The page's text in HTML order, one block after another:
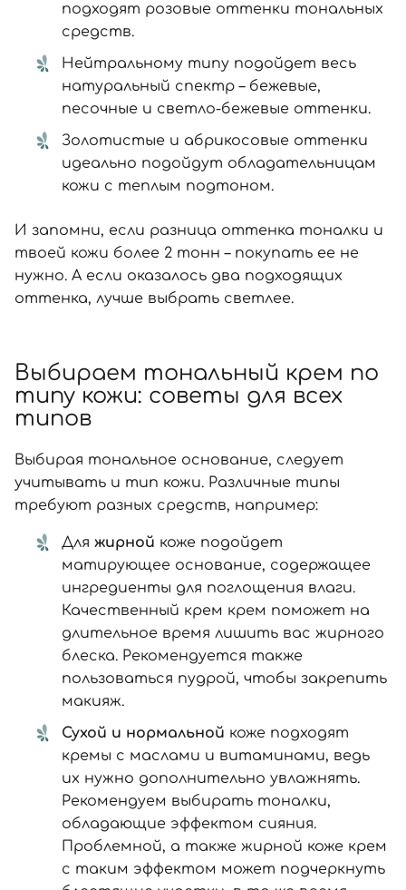
подходят розовые оттенки тональных
средств.
Нейтральному типу подойдет весь
натуральный спектр – бежевые,
песочные и светло-бежевые оттенки.
Золотистые и абрикосовые оттенки
идеально подойдут обладательницам
кожи с теплым подтоном.
И запомни, если разница оттенка тоналки и
твоей кожи более 2 тонн – покупать ее не
нужно. А если оказалось два подходящих
оттенка, лучше выбрать светлее.
Выбираем тональный крем по
типу кожи: советы для всех
типов
Выбирая тональное основание, следует
учитывать и тип кожи. Различные типы
требуют разных средств, например:
Для жирной коже подойдет
матирующее основание, содержащее
ингредиенты для поглощения влаги.
Качественный крем крем поможет на
длительное время лишить вас жирного
блеска. Рекомендуется также
пользоваться пудрой, чтобы закрепить
макияж.
Сухой и нормальной коже подходят
кремы с маслами и витаминами, ведь
их нужно дополнительно увлажнять.
Рекомендуем выбирать тоналки,
обладающие эффектом сияния.
Проблемной, а также жирной коже крем
с таким эффектом может подчеркнуть
Номер телефона
Отправляя форму для авторизации/регистрации, вы
принимаете условияПользовательские соглашения
Войти с помощью e-mail